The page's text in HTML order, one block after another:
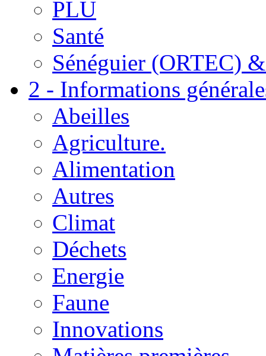
PLU
Santé
Sénéguier (ORTEC)
2 - Informations
Abeilles
Agriculture.
Alimentation
Autres
Climat
Déchets
Energie
Faune
Innovations